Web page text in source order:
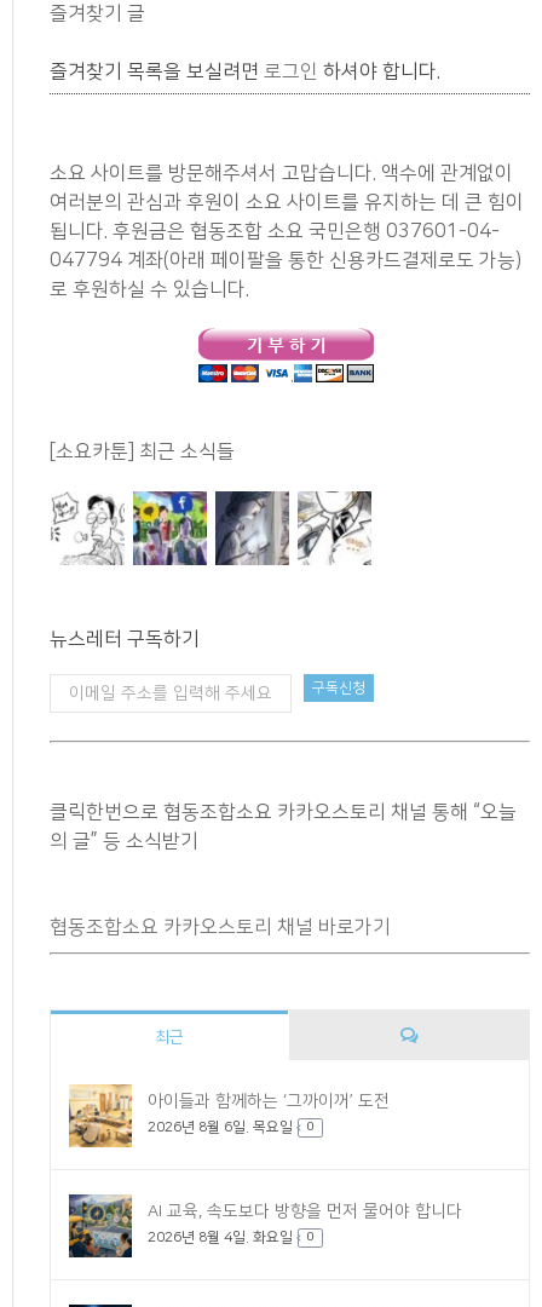
즐겨찾기 글
즐겨찾기 목록을 보실려면 로그인 하셔야 합니다.
소요 사이트를 방문해주셔서 고맙습니다. 액수에 관계없이
여러분의 관심과 후원이 소요 사이트를 유지하는 데 큰 힘이
됩니다. 후원금은 협동조합 소요 국민은행 037601-04-
047794 계좌(아래 페이팔을 통한 신용카드결제로도 가능)
로 후원하실 수 있습니다.
[소요카툰] 최근 소식들
뉴스레터 구독하기
클릭한번으로 협동조합소요 카카오스토리 채널 통해 “오늘
의 글” 등 소식받기
협동조합소요 카카오스토리 채널 바로가기
최근
아이들과 함께하는 ‘그까이꺼’ 도전
2026년 8월 6일. 목요일 0
AI 교육, 속도보다 방향을 먼저 물어야 합니다
2026년 8월 4일. 화요일 0